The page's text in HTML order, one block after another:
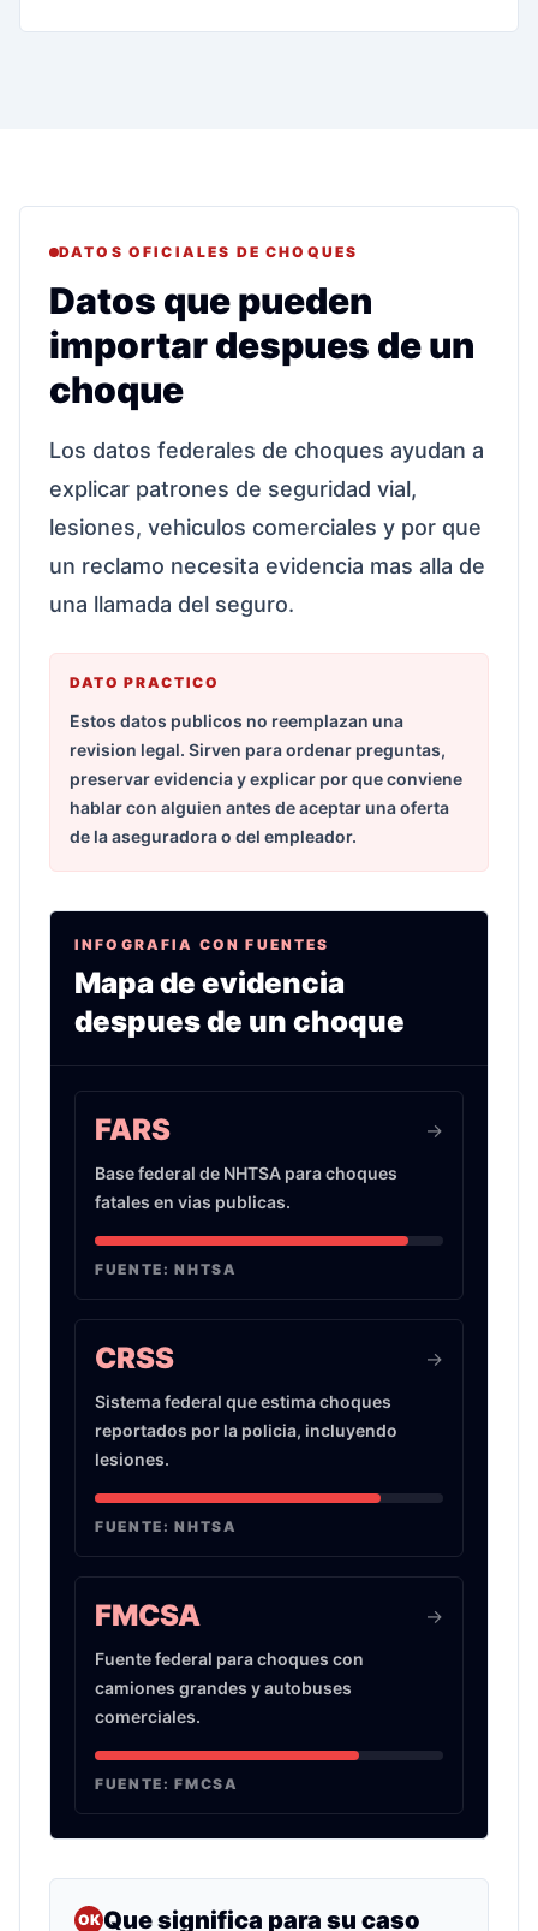
DATOS OFICIALES DE CHOQUES
Datos que pueden
importar despues de un
choque
Los datos federales de choques ayudan a
explicar patrones de seguridad vial,
lesiones, vehiculos comerciales y por que
un reclamo necesita evidencia mas alla de
una llamada del seguro.
DATO PRACTICO
Estos datos publicos no reemplazan una
revision legal. Sirven para ordenar preguntas,
preservar evidencia y explicar por que conviene
hablar con alguien antes de aceptar una oferta
de la aseguradora o del empleador.
INFOGRAFIA CON FUENTES
Mapa de evidencia
despues de un choque
FARS
Base federal de NHTSA para choques
fatales en vias publicas.
->
FUENTE:NHTSA
CRSS
Sistema federal que estima choques
reportados por la policia, incluyendo
lesiones.
->
FUENTE:NHTSA
FMCSA
Fuente federal para choques con
camiones grandes y autobuses
comerciales.
->
FUENTE:FMCSA
OKQue significa para su caso